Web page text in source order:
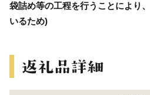
袋詰め等の工程を行うことにより
いるため)